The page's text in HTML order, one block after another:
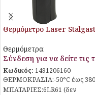
Θερμόμετρο Laser Stalgast
Θερμόμετρα
Σύνδεση για να δείτε τις
Κωδικός: 1491206160
ΘΕΡΜΟΚΡΑΣΙΑ:-50°C έως
ΜΠΑΤΑΡΙΕΣ:6LR61 (δεν